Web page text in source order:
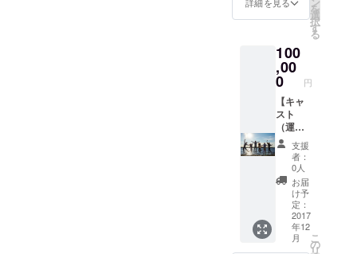
行いま
す。 こ
は、
パー
ティご
招待券
になり
ます。
を
選
択
す
る
100
,00
0 円
【キャ
スト
（運
営）参
加権】
今まで
にない
サービ
スの実
現に運
営とし
て参加
支援
者：
0人
お届
け予
定：
2017
年12
月
こ
の
リ